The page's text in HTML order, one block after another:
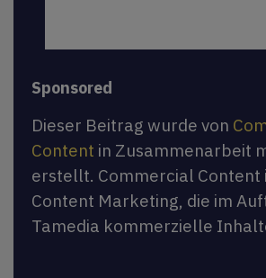
Sponsored
Dieser Beitrag wurde von
Content in Zusammenarbeit
erstellt. Commercial Content
Content Marketing, die im
Tamedia kommerzielle